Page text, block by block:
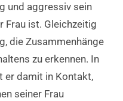
und aggressiv sein
Frau ist. Gleichzeitig
die Zusammenhänge
zu erkennen. In
er damit in Kontakt,
seiner Frau